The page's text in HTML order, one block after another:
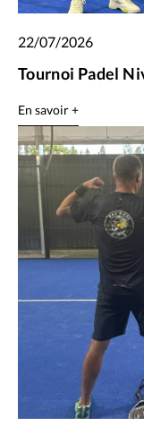
22/07/2026
Tournoi Padel
En savoir +